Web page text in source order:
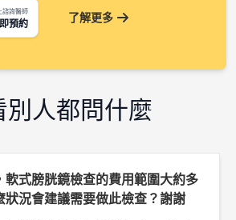
諮詢醫師
預約 了解更多
別人都問什麼
軟式膀胱鏡檢查的費用範圍大約多
狀況會建議需要做此檢查？謝謝